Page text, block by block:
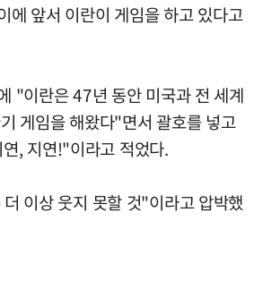
에 앞서 이란이 게임을 하고 있다고
"이란은 47년 동안 미국과 전 세계
게임을 해왔다"면서 괄호를 넣고
, 지연!"이라고 적었다.
이상 웃지 못할 것"이라고 압박했